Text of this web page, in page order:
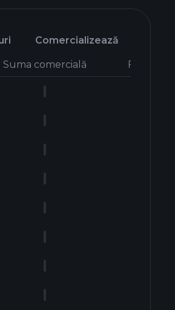
Comercializează
Suma comercială Formă